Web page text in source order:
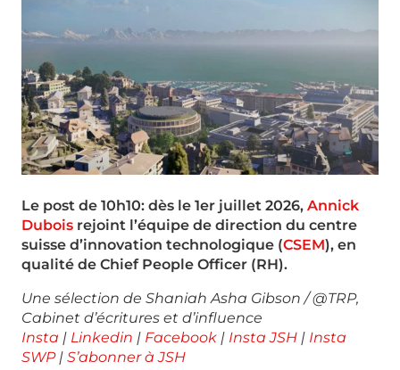
Le post de 10h10: dès le 1er juillet 2026, Annick
Dubois rejoint l’équipe de direction du centre
suisse d’innovation technologique (CSEM), en
qualité de Chief People Officer (RH).
Une sélection de Shaniah Asha Gibson / @TRP,
Cabinet d’écritures et d’influence
Insta | Linkedin | Facebook | Insta JSH | Insta
SWP| S’abonner à JSH